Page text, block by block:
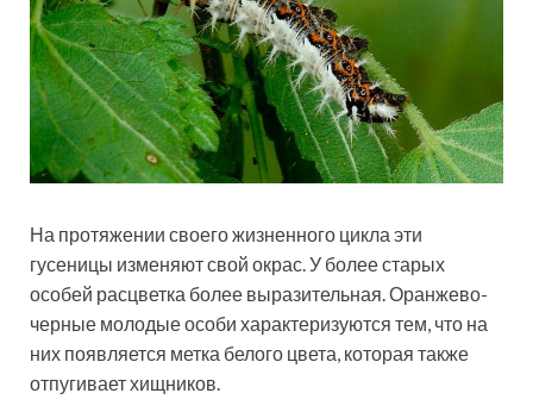
На протяжении своего жизненного цикла эти
гусеницы изменяют свой окрас. У более старых
особей расцветка более выразительная. Оранжево-
черные молодые особи характеризуются тем, что на
них появляется метка белого цвета, которая также
отпугивает хищников.